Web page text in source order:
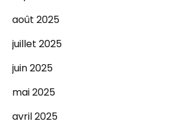
août 2025
juillet 2025
juin 2025
mai 2025
avril 2025